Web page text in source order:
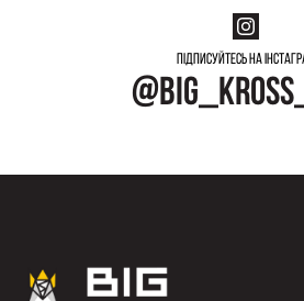
Підписуйтесь на